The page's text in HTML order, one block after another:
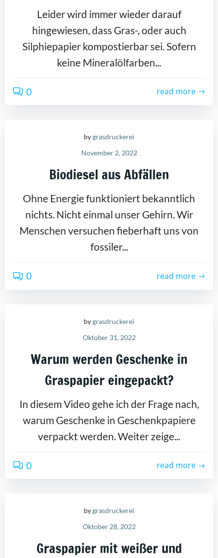
Leider wird immer wieder darauf
hingewiesen, dass Gras-, oder auch
Silphiepapier kompostierbar sei. Sofern
keine Mineralölfarben...
0 read more
bygrasdruckerei
November 2, 2022
Biodiesel aus Abfällen
Ohne Energie funktioniert bekanntlich
nichts. Nicht einmal unser Gehirn. Wir
Menschen versuchen fieberhaft uns von
fossiler...
0 read more
bygrasdruckerei
Oktober 31, 2022
Warum werden Geschenke in
Graspapier eingepackt?
In diesem Video gehe ich der Frage nach,
warum Geschenke in Geschenkpapiere
verpackt werden. Weiter zeige...
0 read more
bygrasdruckerei
Oktober 28, 2022
Graspapier mit weißer und